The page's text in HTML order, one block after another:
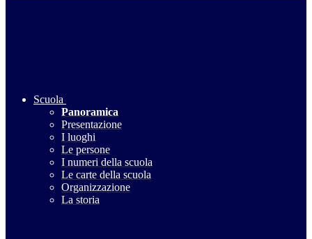
Scuola
Panoramica
Presentazione
I luoghi
Le persone
I numeri della scuola
Le carte della scuola
Organizzazione
La storia